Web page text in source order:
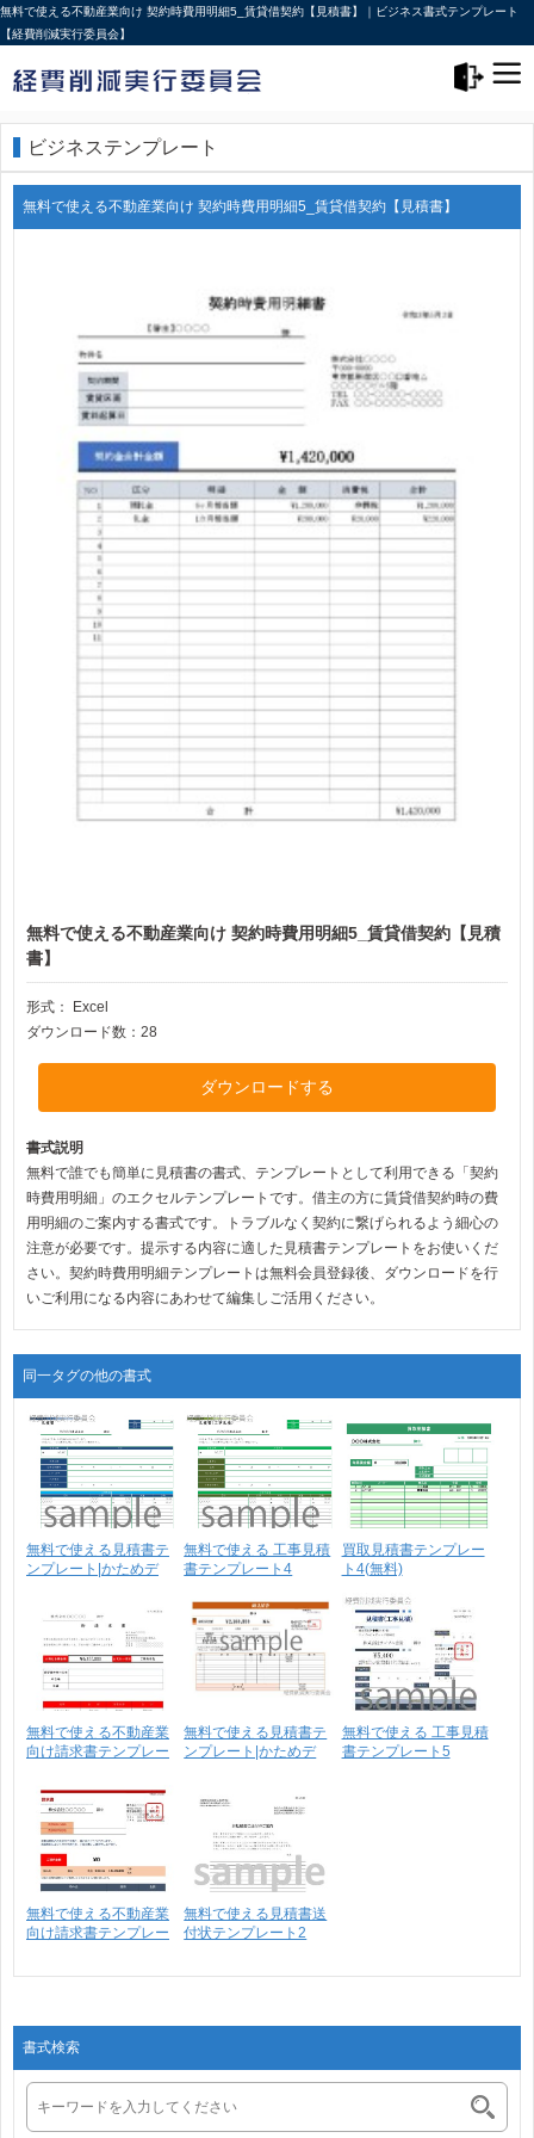
無料で使える不動産業向け 契約時費用明細5_賃貸借契約【見積書】｜ビジネス書式テンプレート
【経費削減実行委員会】
ビジネステンプレート
無料で使える不動産業向け 契約時費用明細5_賃貸借契約【見積書】
無料で使える不動産業向け 契約時費用明細5_賃貸借契約【見積
書】
形式：
Excel
ダウンロード数：28
ダウンロードする
書式説明
無料で誰でも簡単に見積書の書式、テンプレートとして利用できる「契約
時費用明細」のエクセルテンプレートです。借主の方に賃貸借契約時の費
用明細のご案内する書式です。トラブルなく契約に繋げられるよう細心の
注意が必要です。提示する内容に適した見積書テンプレートをお使いくだ
さい。契約時費用明細テンプレートは無料会員登録後、ダウンロードを行
いご利用になる内容にあわせて編集しご活用ください。
同一タグの他の書式
無料で使える見積書テ
ンプレート|かためデ
無料で使える 工事見積
書テンプレート4
買取見積書テンプレー
ト4(無料)
無料で使える不動産業
向け請求書テンプレー
無料で使える見積書テ
ンプレート|かためデ
無料で使える 工事見積
書テンプレート5
無料で使える不動産業
向け請求書テンプレー
無料で使える見積書送
付状テンプレート2
書式検索